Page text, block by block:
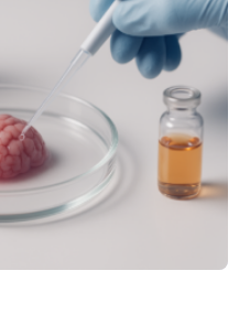
(HCM) versagen
Verringerung der
Stresses
lassen. Würzburg. Die
(HCM) ist die häufigste
Sie führt dazu, dass
der Herzmuskel zu